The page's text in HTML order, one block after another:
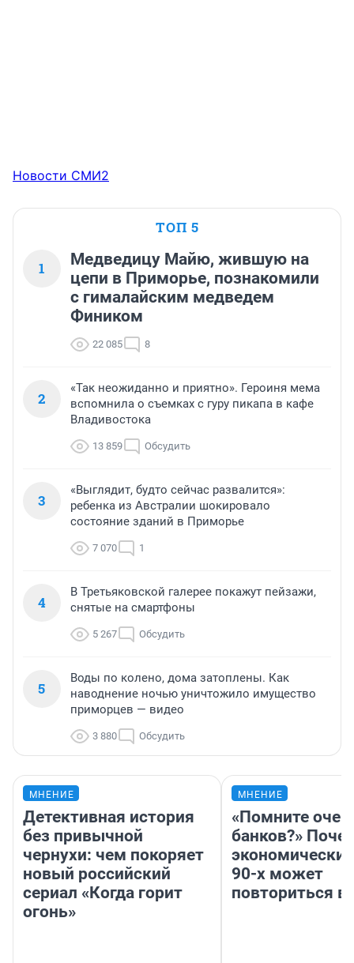
Новости СМИ2
ТОП 5
1
Медведицу Майю, жившую на
цепи в Приморье, познакомили
с гималайским медведем
Фиником
22 085 8
2
«Так неожиданно и приятно». Героиня мема
вспомнила о съемках с гуру пикапа в кафе
Владивостока
13 859 Обсудить
3
«Выглядит, будто сейчас развалится»:
ребенка из Австралии шокировало
состояние зданий в Приморье
7 070 1
4
В Третьяковской галерее покажут пейзажи,
снятые на смартфоны
5 267 Обсудить
5
Воды по колено, дома затоплены. Как
наводнение ночью уничтожило имущество
приморцев — видео
3 880 Обсудить
МНЕНИЕ
Детективная история
без привычной
чернухи: чем покоряет
новый российский
сериал «Когда горит
огонь»
МНЕНИЕ
«Помните
банков?»
90-х может
повториться